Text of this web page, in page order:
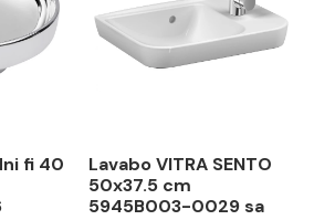
fi 40
Lavabo VITRA SENTO
50x37.5 cm
5945B003-0029 sa